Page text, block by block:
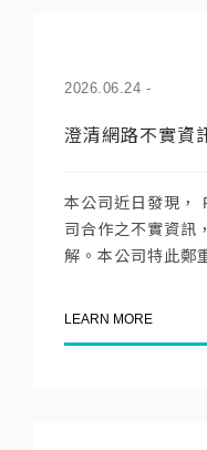
2026.06.24 -
澄清網路不實資
本公司近日發現，
司合作之不實資訊
解。本公司特此鄭
LEARN MORE